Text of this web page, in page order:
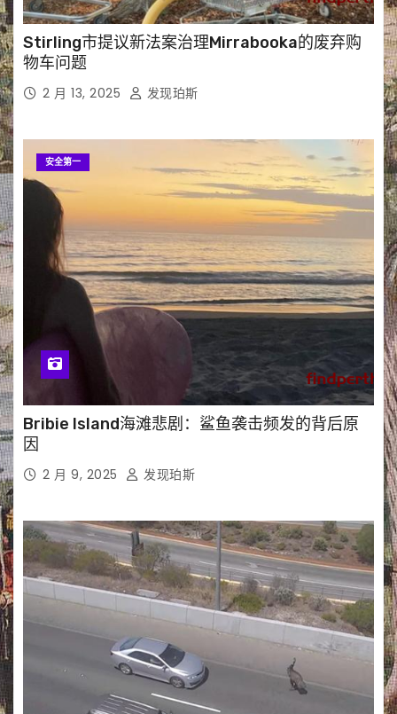
Stirling市提议新法案治理Mirrabooka的废弃购
物车问题
2 月 13, 2025 发现珀斯
安全第一
Bribie Island海滩悲剧：鲨鱼袭击频发的背后原
因
2 月 9, 2025 发现珀斯